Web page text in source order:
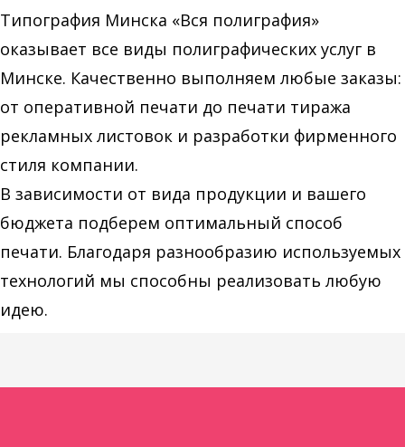
Типография Минска «Вся полиграфия»
оказывает все виды полиграфических услуг в
Минске. Качественно выполняем любые заказы:
от оперативной печати до печати тиража
рекламных листовок и разработки фирменного
стиля компании.
В зависимости от вида продукции и вашего
бюджета подберем оптимальный способ
печати. Благодаря разнообразию используемых
технологий мы способны реализовать любую
идею.